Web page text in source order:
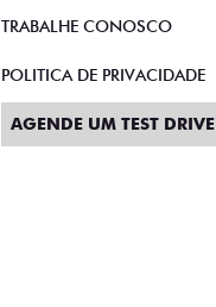
TRABALHE CONOSCO
POLITICA DE PRIVACIDADE
AGENDE UM TEST DRIVE